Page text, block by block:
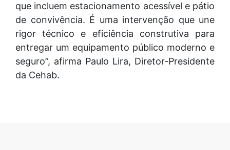
que incluem estacionamento acessível e pátio
de convivência. É uma intervenção que une
rigor técnico e eficiência construtiva para
entregar um equipamento público moderno e
seguro”, afirma Paulo Lira, Diretor-Presidente
da Cehab.